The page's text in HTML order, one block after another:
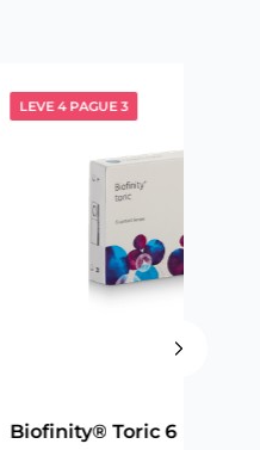
LEVE 4 PAGUE 3
Biofinity® Toric 6